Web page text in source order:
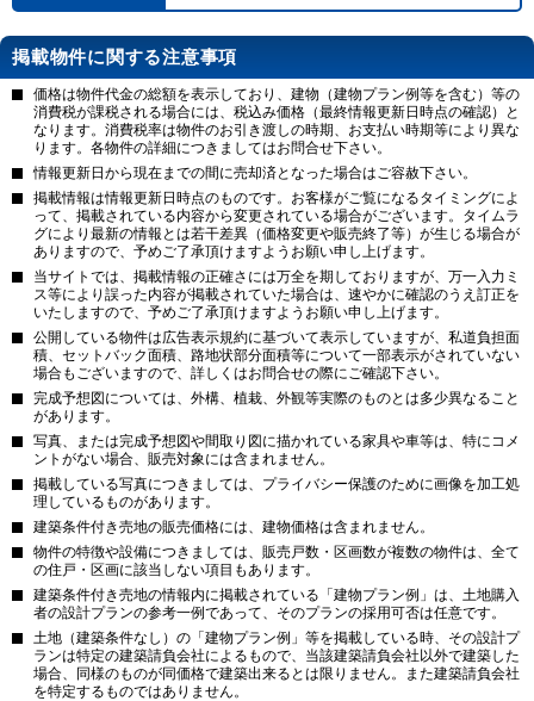
掲載物件に関する注意事項
価格は物件代金の総額を表示しており、建物（建物プラン例等を含む）等の
消費税が課税される場合には、税込み価格（最終情報更新日時点の確認）と
なります。消費税率は物件のお引き渡しの時期、お支払い時期等により異な
ります。各物件の詳細につきましてはお問合せ下さい。
情報更新日から現在までの間に売却済となった場合はご容赦下さい。
掲載情報は情報更新日時点のものです。お客様がご覧になるタイミングによ
って、掲載されている内容から変更されている場合がございます。タイムラ
グにより最新の情報とは若干差異（価格変更や販売終了等）が生じる場合が
ありますので、予めご了承頂けますようお願い申し上げます。
当サイトでは、掲載情報の正確さには万全を期しておりますが、万一入力ミ
ス等により誤った内容が掲載されていた場合は、速やかに確認のうえ訂正を
いたしますので、予めご了承頂けますようお願い申し上げます。
公開している物件は広告表示規約に基づいて表示していますが、私道負担面
積、セットバック面積、路地状部分面積等について一部表示がされていない
場合もございますので、詳しくはお問合せの際にご確認下さい。
完成予想図については、外構、植栽、外観等実際のものとは多少異なること
があります。
写真、または完成予想図や間取り図に描かれている家具や車等は、特にコメ
ントがない場合、販売対象には含まれません。
掲載している写真につきましては、プライバシー保護のために画像を加工処
理しているものがあります。
建築条件付き売地の販売価格には、建物価格は含まれません。
物件の特徴や設備につきましては、販売戸数・区画数が複数の物件は、全て
の住戸・区画に該当しない項目もあります。
建築条件付き売地の情報内に掲載されている「建物プラン例」は、土地購入
者の設計プランの参考一例であって、そのプランの採用可否は任意です。
土地（建築条件なし）の「建物プラン例」等を掲載している時、その設計プ
ランは特定の建築請負会社によるもので、当該建築請負会社以外で建築した
場合、同様のものが同価格で建築出来るとは限りません。また建築請負会社
を特定するものではありません。